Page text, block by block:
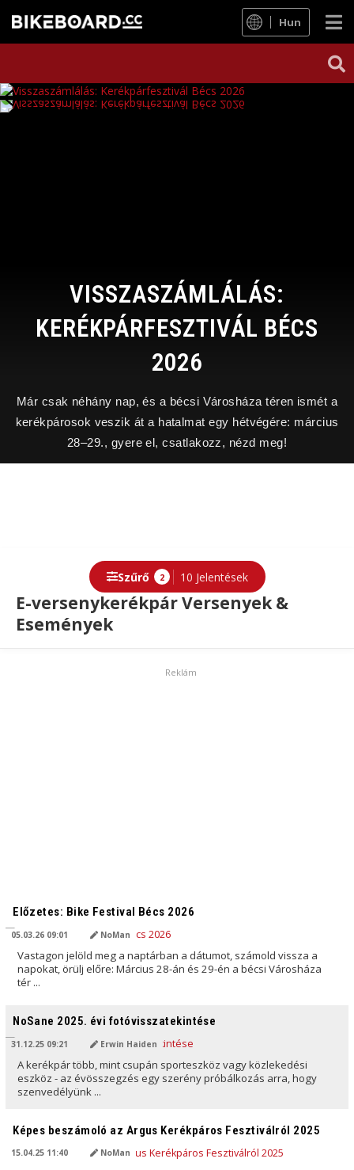
Hun
VISSZASZÁMLÁLÁS:
KERÉKPÁRFESZTIVÁL BÉCS
2026
Már csak néhány nap, és a bécsi Városháza téren ismét a
kerékpárosok veszik át a hatalmat egy hétvégére: március
28–29., gyere el, csatlakozz, nézd meg!
E-versenykerékpár Versenyek &
Események
Szűrő 2 10 Jelentések
Reklám
Előzetes: Bike Festival Bécs 2026
05.03.26 09:01 NoMan
Vastagon jelöld meg a naptárban a dátumot, számold vissza a
napokat, örülj előre: Március 28-án és 29-én a bécsi Városháza
tér ...
NoSane 2025. évi fotóvisszatekintése
31.12.25 09:21 Erwin Haiden
A kerékpár több, mint csupán sporteszköz vagy közlekedési
eszköz - az évösszegzés egy szerény próbálkozás arra, hogy
szenvedélyünk ...
Képes beszámoló az Argus Kerékpáros Fesztiválról 2025
15.04.25 11:40 NoMan